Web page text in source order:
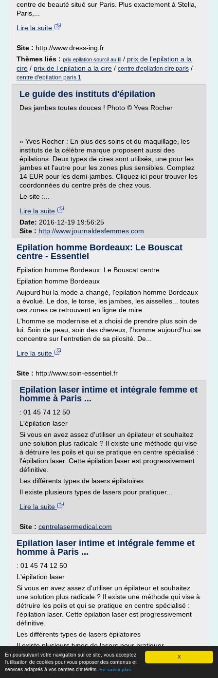
X
En poursuivant votre navigation sur ce site, vous acceptez
l'utilisation de cookies pour vous proposer des contenus et
services adaptés à vos centres d'intérêts. En savoir plus
centre de beauté situé sur Paris. Plus exactement à Stella,
Paris,...
Lire la suite
Site : http://www.dress-ing.fr
Thèmes liés : prix epilation sourcil au fil / prix de l'epilation a la
cire / prix de l epilation a la cire / centre d'epilation cire paris /
centre d'epilation paris 1
Le guide des instituts d'épilation
Des jambes toutes douces ! Photo © Yves Rocher
» Yves Rocher : En plus des soins et du maquillage, les
instituts de la célèbre marque proposent aussi des
épilations. Deux types de cires sont utilisés, une pour les
jambes et l'autre pour les zones plus sensibles. Comptez
14 EUR pour les demi-jambes. Cliquez ici pour trouver les
coordonnées du centre près de chez vous.
Le site :...
Lire la suite
Date: 2016-12-19 19:56:25
Site : http://www.journaldesfemmes.com
Epilation homme Bordeaux: Le Bouscat
centre - Essentiel
Epilation homme Bordeaux: Le Bouscat centre
Epilation homme Bordeaux
Aujourd'hui la mode a changé, l'epilation homme Bordeaux
a évolué. Le dos, le torse, les jambes, les aisselles... toutes
ces zones ce retrouvent en ligne de mire.
L'homme se modernise et a choisi de prendre plus soin de
lui. Soin de peau, soin des cheveux, l'homme aujourd'hui se
concentre sur l'entretien de sa pilosité. De...
Lire la suite
Site : http://www.soin-essentiel.fr
Epilation laser intime et intégrale femme et
homme à Paris ...
: 01 45 74 12 50
L'épilation laser
Si vous en avez assez d'utiliser un épilateur et souhaitez
une solution plus radicale ? Il existe une méthode qui vise
à détruire les poils et qui se pratique en centre spécialisé :
l'épilation laser. Cette épilation laser est progressivement
définitive.
Les différents types de lasers épilatoires
Il existe plusieurs types de lasers pour pratiquer...
Lire la suite
Site : centrelasermedical.com
Epilation laser intime et intégrale femme et
homme à Paris ...
: 01 45 74 12 50
L'épilation laser
Si vous en avez assez d'utiliser un épilateur et souhaitez
une solution plus radicale ? Il existe une méthode qui vise à
détruire les poils et qui se pratique en centre spécialisé :
l'épilation laser. Cette épilation laser est progressivement
définitive.
Les différents types de lasers épilatoires
Il existe plusieurs types de lasers pour pratiquer...
Lire la suite